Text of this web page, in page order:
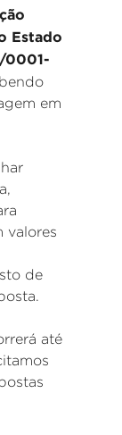
Estado
0001-
em
valores
de
até